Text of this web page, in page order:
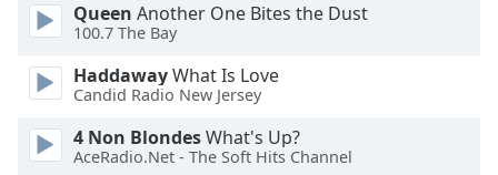
Done
Close
Dialog
End
Queen Another One Bites the Dust
100.7 The Bay
HaddawayWhat Is Love
Candid Radio New Jersey
4 Non BlondesWhat's Up?
AceRadio.Net - The Soft Hits Channel